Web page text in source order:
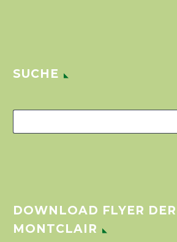
SUCHE
DOWNLOAD FLYER
MONTCLAIR